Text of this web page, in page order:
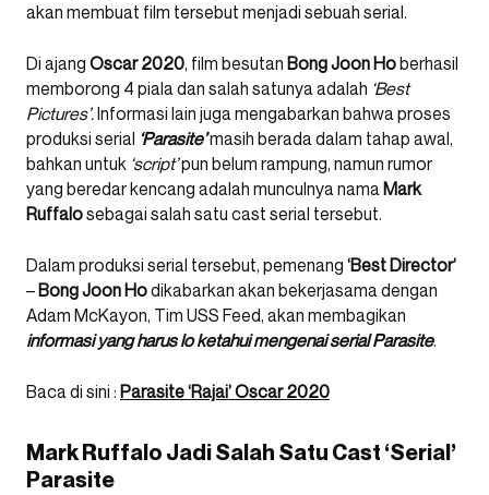
akan membuat film tersebut menjadi sebuah serial.
Di ajang Oscar 2020, film besutan BongJoon Hoberhasil
memborong 4 piala dan salah satunya adalah ‘Best
Pictures’.Informasi lain juga mengabarkan bahwa proses
produksi serial ‘Parasite’masih berada dalam tahap awal,
bahkan untuk ‘script’pun belum rampung, namun rumor
yang beredar kencang adalah munculnya nama Mark
Ruffalosebagai salah satu cast serial tersebut.
Dalam produksi serial tersebut, pemenang ‘Best Director’
– Bong Joon Hodikabarkan akan bekerjasama dengan
Adam McKayon, Tim USS Feed, akan membagikan
informasi yang harus lo ketahui mengenai serial Parasite.
Baca di sini : Parasite ‘Rajai’ Oscar 2020
Mark Ruffalo Jadi Salah Satu Cast ‘Serial’
Parasite